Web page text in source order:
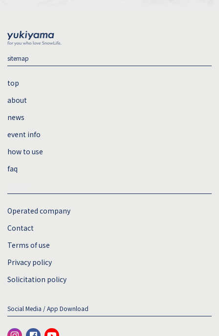
sitemap
top
about
news
event info
how to use
faq
Operated company
Contact
Terms of use
Privacy policy
Solicitation policy
Social Media / App Download